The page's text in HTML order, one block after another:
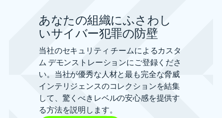
あなたの組織にふさわし
いサイバー犯罪の防壁
当社のセキュリティ チームによるカスタ
ム デモンストレーションにご登録くださ
い。当社が優秀な人材と最も完全な脅威
インテリジェンスのコレクションを結集
して、驚くべきレベルの安心感を提供す
る方法を説明します。